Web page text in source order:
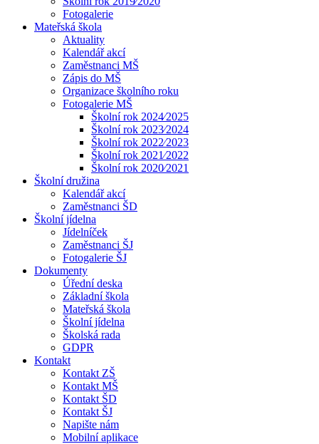
Fotogalerie
Mateřská škola
Aktuality
Kalendář akcí
Zaměstnanci MŠ
Zápis do MŠ
Organizace školního roku
Fotogalerie MŠ
Školní rok 2024⁄2025
Školní rok 2023⁄2024
Školní rok 2022⁄2023
Školní rok 2021⁄2022
Školní rok 2020⁄2021
Školní družina
Kalendář akcí
Zaměstnanci ŠD
Školní jídelna
Jídelníček
Zaměstnanci ŠJ
Fotogalerie ŠJ
Dokumenty
Úřední deska
Základní škola
Mateřská škola
Školní jídelna
Školská rada
GDPR
Kontakt
Kontakt ZŠ
Kontakt MŠ
Kontakt ŠD
Kontakt ŠJ
Napište nám
Mobilní aplikace